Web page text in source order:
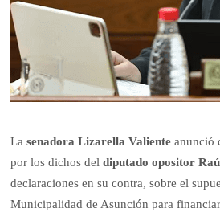
La senadora Lizarella Valiente anunció
por los dichos deldiputado opositor
declaraciones en su contra, sobre el
Municipalidad de Asunción para